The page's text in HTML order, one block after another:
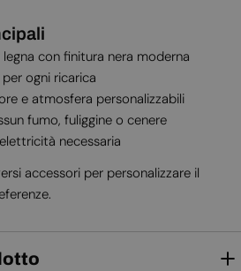
con finitura nera moderna
ogni ricarica
e atmosfera personalizzabili
fumo, fuliggine o cenere
necessaria
accessori per personalizzare il